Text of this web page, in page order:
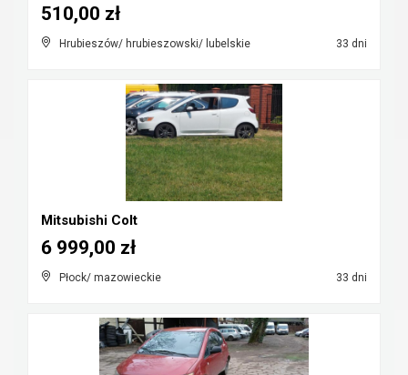
Hrubieszów/ hrubieszowski/ lubelskie 33 dni
510,00 zł
Mitsubishi Colt
Płock/ mazowieckie 33 dni
6 999,00 zł